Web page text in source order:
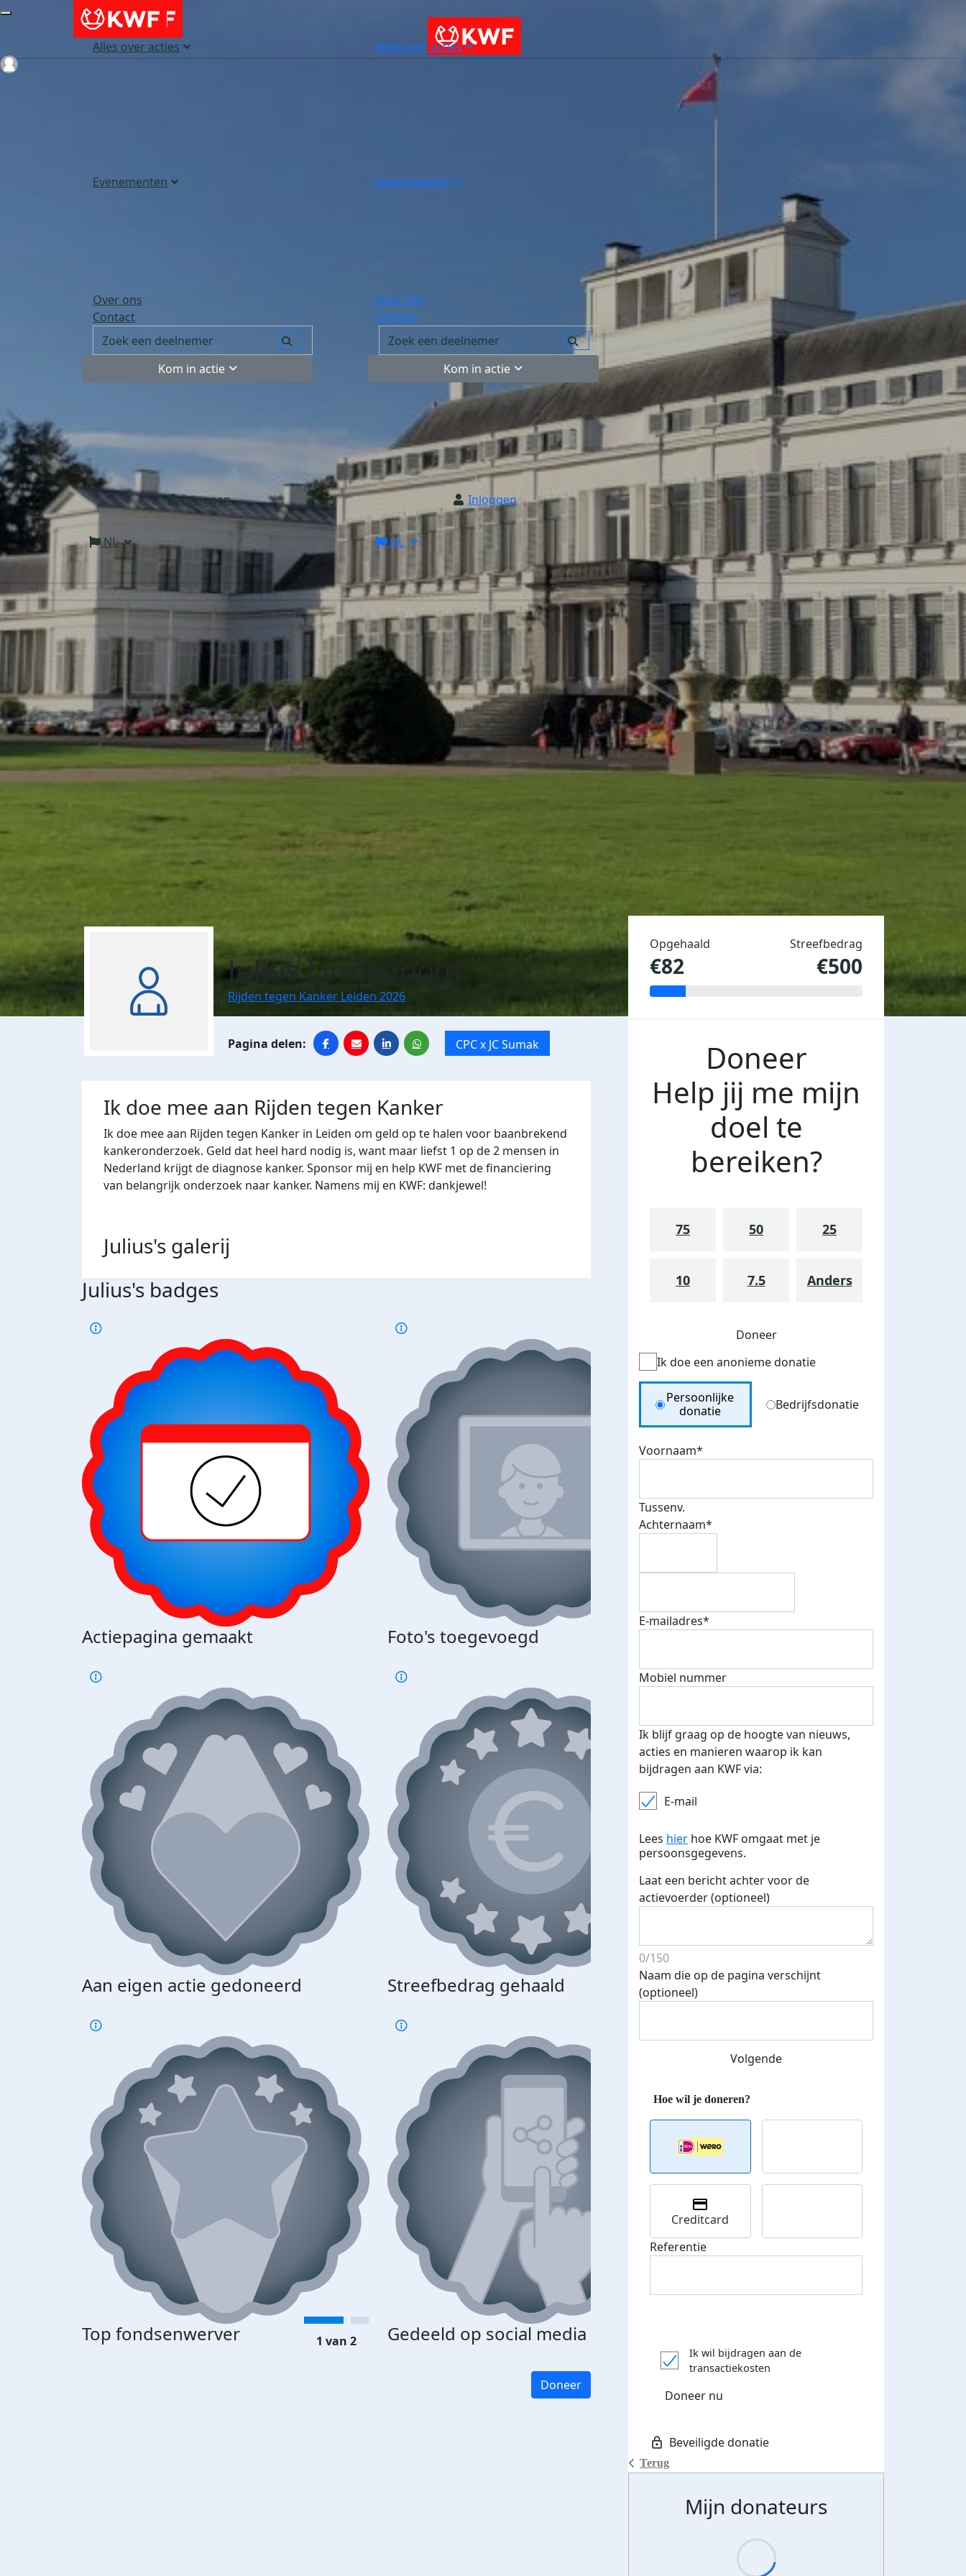
Alles over acties
Evenementen
Over ons
Contact
Kom in actie
Inloggen
NL
Alles over acties
Evenementen
Over ons
Contact
Kom in actie
Inloggen
NL
Julius Lindeboom
Rijden tegen Kanker Leiden 2026
CPC x JC Sumak
Ik doe mee aan Rijden tegen Kanker
Ik doe mee aan Rijden tegen Kanker in Leiden om geld op te halen voor baanbrekend
kankeronderzoek. Geld dat heel hard nodig is, want maar liefst 1 op de 2 mensen in
Nederland krijgt de diagnose kanker. Sponsor mij en help KWF met de financiering
van belangrijk onderzoek naar kanker. Namens mij en KWF: dankjewel!
Julius's galerij
Julius's badges
Actiepagina gemaakt Foto's toegevoegd E-mails verstuurd
Aan eigen actie gedoneerd Streefbedrag gehaald Streefbedrag verhoogd
Top fondsenwerver Gedeeld op social media
Top fondsenwerver
1 van 2
Doneer
Opgehaald
€82
Streefbedrag
€500
Doneer
Help jij me mijn
doel te
bereiken?
75 50 25
10 7.5 Anders
Doneer
Ik doe een anonieme donatie
Donation Type
Persoonlijke
donatie
Bedrijfsdonatie
Voornaam*
Tussenv.
Achternaam*
E-mailadres*
Mobiel nummer
Ik blijf graag op de hoogte van nieuws,
acties en manieren waarop ik kan
bijdragen aan KWF via:
E-mail
Lees hier hoe KWF omgaat met je
persoonsgegevens.
Laat een bericht achter voor de
actievoerder (optioneel)
0/150
Naam die op de pagina verschijnt
(optioneel)
Volgende
Terug
Creditcard
Referentie
Ik wil bijdragen aan de
transactiekosten
Doneer nu
Mijn donateurs